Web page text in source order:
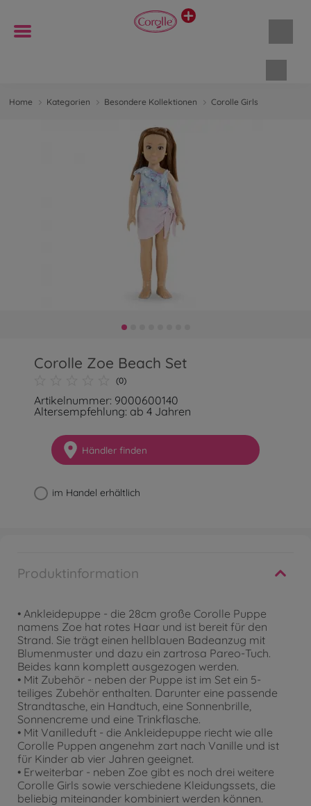
Home Kategorien Besondere Kollektionen Corolle Girls
Corolle Zoe Beach Set
(0)
Artikelnummer: 9000600140
Altersempfehlung: ab 4 Jahren
Händler finden
im Handel erhältlich
Produktinformation
• Ankleidepuppe - die 28cm große Corolle Puppe
namens Zoe hat rotes Haar und ist bereit für den
Strand. Sie trägt einen hellblauen Badeanzug mit
Blumenmuster und dazu ein zartrosa Pareo-Tuch.
Beides kann komplett ausgezogen werden.
• Mit Zubehör - neben der Puppe ist im Set ein 5-
teiliges Zubehör enthalten. Darunter eine passende
Strandtasche, ein Handtuch, eine Sonnenbrille,
Sonnencreme und eine Trinkflasche.
• Mit Vanilleduft - die Ankleidepuppe riecht wie alle
Corolle Puppen angenehm zart nach Vanille und ist
für Kinder ab vier Jahren geeignet.
• Erweiterbar - neben Zoe gibt es noch drei weitere
Corolle Girls sowie verschiedene Kleidungssets, die
beliebig miteinander kombiniert werden können.